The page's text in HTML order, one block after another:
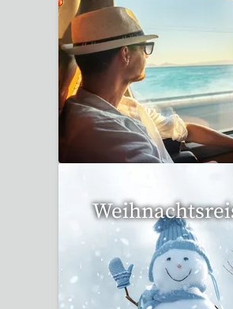
37 Reisen gefunden